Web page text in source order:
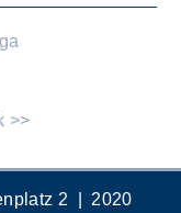
>>
2 | 2020